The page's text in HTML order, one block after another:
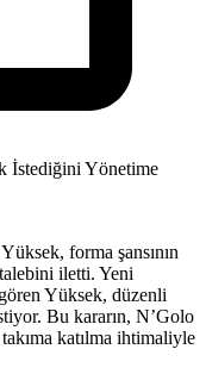
forma şansının
iletti. Yeni
Yüksek, düzenli
Bu kararın, N’Golo
katılma ihtimaliyle